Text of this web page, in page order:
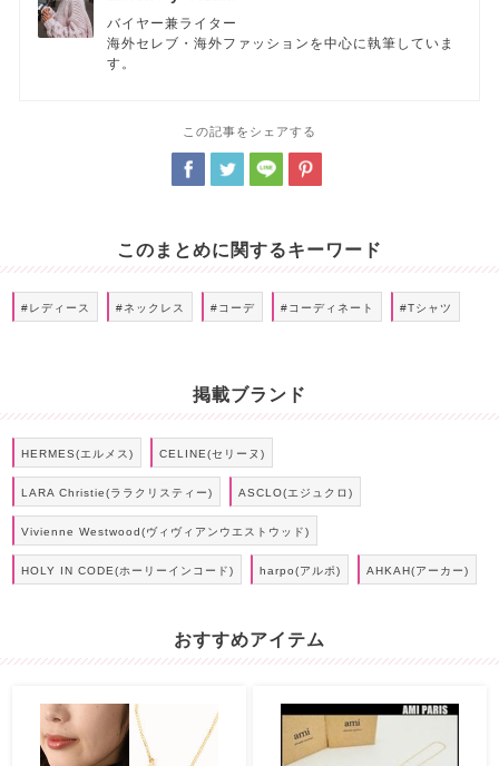
バイヤー兼ライター
海外セレブ・海外ファッションを中心に執筆していま
す。
この記事をシェアする
このまとめに関するキーワード
#レディース #ネックレス #コーデ #コーディネート #Tシャツ
掲載ブランド
HERMES(エルメス) CELINE(セリーヌ)
LARA Christie(ララクリスティー) ASCLO(エジュクロ)
Vivienne Westwood(ヴィヴィアンウエストウッド)
HOLY IN CODE(ホーリーインコード) harpo(アルポ) AHKAH(アーカー)
おすすめアイテム